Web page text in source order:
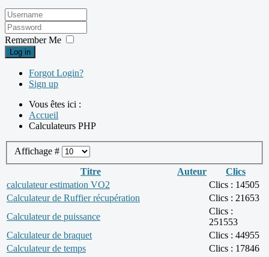
Remember Me
Log in
Forgot Login?
Sign up
Vous êtes ici :
Accueil
Calculateurs PHP
Affichage #
Titre
Auteur
Clics
calculateur estimation VO2
Clics : 14505
Calculateur de Ruffier récupération
Clics : 21653
Calculateur de puissance
Clics :
251553
Calculateur de braquet
Clics : 44955
Calculateur de temps
Clics : 17846